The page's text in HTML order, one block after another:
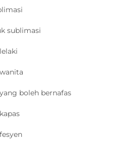
sublimasi
boleh bernafas